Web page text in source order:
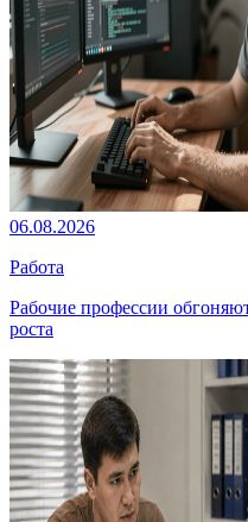
06.08.2026
Работа
Рабочие профессии
роста